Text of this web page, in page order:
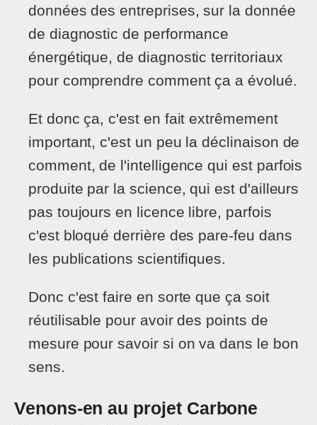
données des entreprises, sur la donnée
de diagnostic de performance
énergétique, de diagnostic territoriaux
pour comprendre comment ça a évolué.
Et donc ça, c'est en fait extrêmement
important, c'est un peu la déclinaison de
comment, de l'intelligence qui est parfois
produite par la science, qui est d'ailleurs
pas toujours en licence libre, parfois
c'est bloqué derrière des pare-feu dans
les publications scientifiques.
Donc c'est faire en sorte que ça soit
réutilisable pour avoir des points de
mesure pour savoir si on va dans le bon
sens.
Venons-en au projet Carbone